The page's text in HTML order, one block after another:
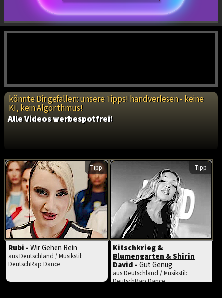
könnte Dir gefallen: unsere Tipps! handverlesen - keine
KI, kein Algorithmus!
Alle Videos werbespotfrei!
Tipp
Rubi -Wir Gehen Rein
aus Deutschland / Musikstil:
DeutschRap Dance
Tipp
Kitschkrieg &
Blumengarten & Shirin
David -Gut Genug
aus Deutschland / Musikstil:
DeutschRap Dance